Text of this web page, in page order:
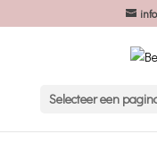
Selecteer een